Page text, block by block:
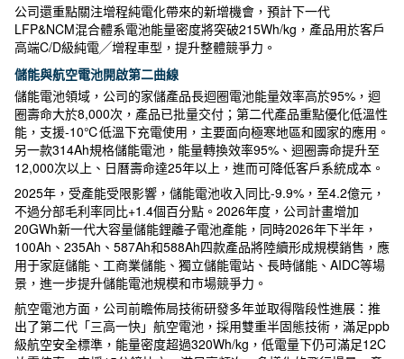
公司還重點關注增程純電化帶來的新增機會，預計下一代
LFP&NCM混合體系電池能量密度將突破215Wh/kg，產品用於客戶
高端C/D級純電╱增程車型，提升整體競爭力。
儲能與航空電池開啟第二曲線
儲能電池領域，公司的家儲產品長迴圈電池能量效率高於95%，迴
圈壽命大於8,000次，產品已批量交付；第二代產品重點優化低溫性
能，支援-10℃低溫下充電使用，主要面向極寒地區和國家的應用。
另一款314Ah規格儲能電池，能量轉換效率95%、迴圈壽命提升至
12,000次以上、日曆壽命達25年以上，進而可降低客戶系統成本。
2025年，受產能受限影響，儲能電池收入同比-9.9%，至4.2億元，
不過分部毛利率同比+1.4個百分點。2026年度，公司計畫增加
20GWh新一代大容量儲能鋰離子電池產能，同時2026年下半年，
100Ah、235Ah、587Ah和588Ah四款產品將陸續形成規模銷售，應
用于家庭儲能、工商業儲能、獨立儲能電站、長時儲能、AIDC等場
景，進一步提升儲能電池規模和市場競爭力。
航空電池方面，公司前瞻佈局技術研發多年並取得階段性進展：推
出了第二代「三高一快」航空電池，採用雙重半固態技術，滿足ppb
級航空安全標準，能量密度超過320Wh/kg，低電量下仍可滿足12C